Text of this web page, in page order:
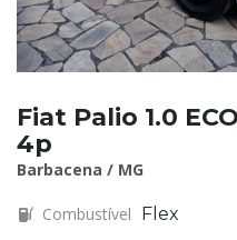
Fiat Palio 1.0
4p
Barbacena / MG
Combustível Flex